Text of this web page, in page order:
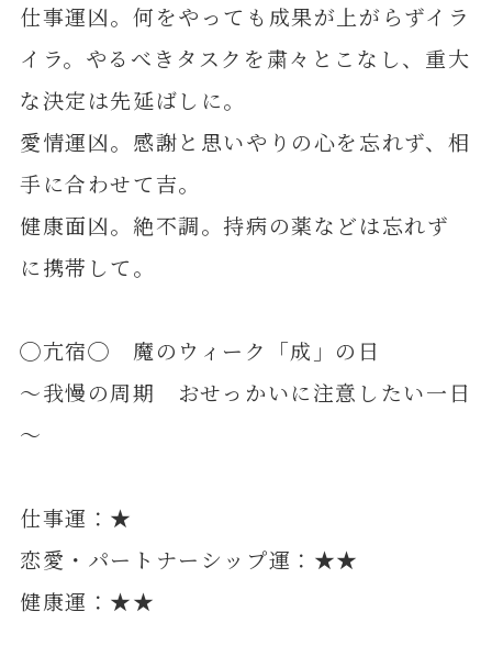
仕事運凶。何をやっても成果が上がらずイラ
イラ。やるべきタスクを粛々とこなし、重大
な決定は先延ばしに。
愛情運凶。感謝と思いやりの心を忘れず、相
手に合わせて吉。
健康面凶。絶不調。持病の薬などは忘れず
に携帯して。
◯亢宿◯ 魔のウィーク「成」の日
～我慢の周期 おせっかいに注意したい一日
～
仕事運：★
恋愛・パートナーシップ運：★★
健康運：★★